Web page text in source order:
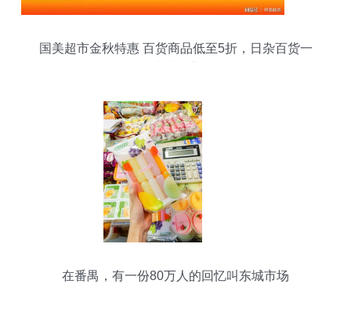
国美超市金秋特惠 百货商品低至5折，日杂百货一
在番禺，有一份80万人的回忆叫东城市场